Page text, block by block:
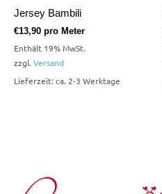
Jersey Bambili
€13,90 pro Meter
Enthält 19% MwSt.
zzgl. Versand
Lieferzeit: ca. 2-3 Werktage